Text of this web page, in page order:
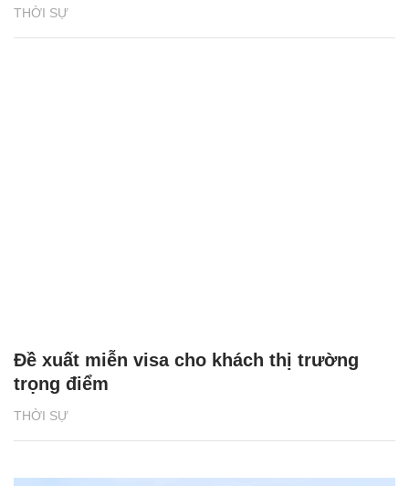
THỜI SỰ
THỜI SỰ
Đề xuất miễn visa cho khách thị trường
trọng điểm